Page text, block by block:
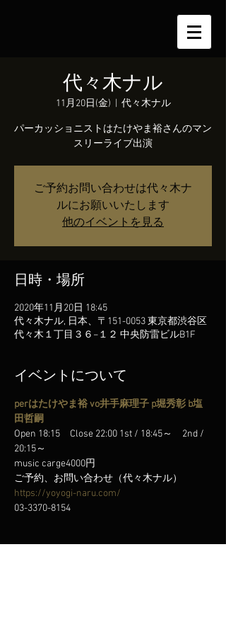
代々木ナル
11月20日(金) 代々木ナル
パーカッショニストはたけやま裕さんのマン
ご予約お問い合わせは代々木ナ
ルにお願いいたします
他のイベントを見る
日時・場所
2020年11月20日 18:45
代々木ナル, 日本、〒151-0053 東京都渋谷区
代々木１丁目３６−１２ 中央防雷ビルB1F
イベントについて
perはたけやま裕vo井手麻理子 p堀秀彰 b塩
田哲嗣
Open 18:15　Close 22:00 1st / 18:45～　2nd /
20:15～
music carge4000円
ご予約、お問い合わせ（代々木ナル）
https://yoyogi-naru.com/
03-3370-8154